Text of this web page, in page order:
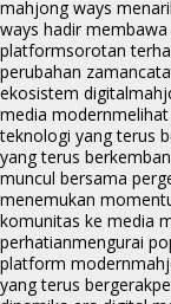
mahjong ways
ways hadir
platformsorotan
perubahan zaman
ekosistem digital
media modern
teknologi yang terus
yang terus
muncul bersama
menemukan
komunitas ke media
perhatianmengurai
platform modern
yang terus bergerak